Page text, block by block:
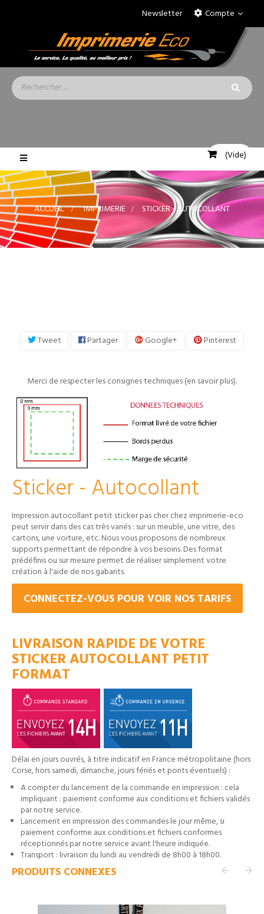
Compte
Newsletter
(Vide)
Basculer
la
navigation
ACCUEIL > IMPRIMERIE > STICKER - AUTOCOLLANT
Tweet Partager Google+ Pinterest
Merci de respecter les consignes techniques (en savoir plus).
Sticker - Autocollant
Impression autocollant petit sticker pas cher chez imprimerie-eco
peut servir dans des cas très variés : sur un meuble, une vitre, des
cartons, une voiture, etc. Nous vous proposons de nombreux
supports permettant de répondre à vos besoins. Des format
prédéfinis ou sur mesure permet de réaliser simplement votre
création à l'aide de nos gabarits.
CONNECTEZ-VOUS POUR VOIR NOS TARIFS
LIVRAISON RAPIDE DE VOTRE
STICKER AUTOCOLLANT PETIT
FORMAT
Délai en jours ouvrés, à titre indicatif en France métropolitaine (hors
Corse, hors samedi, dimanche, jours fériés et ponts éventuels) :
A compter du lancement de la commande en impression : cela
impliquant : paiement conforme aux conditions et fichiers validés
par notre service.
Lancement en impression des commandes le jour même, si
paiement conforme aux conditions et fichiers conformes
réceptionnés par notre service avant l'heure indiquée.
Transport : livraison du lundi au vendredi de 8h00 à 18h00.
PRODUITS CONNEXES